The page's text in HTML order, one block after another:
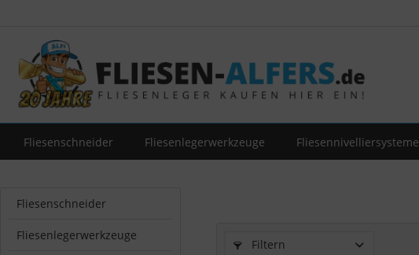
Fliesenschneider Fliesenlegerwerkzeuge Fliesennivelliersysteme
Fliesenschneider
Fliesenlegerwerkzeuge
Filtern